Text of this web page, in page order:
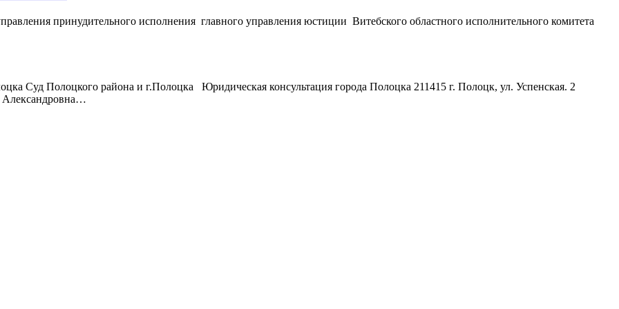
принудительного исполнения главного управления юстиции Витебского областного исполнительного комитета
Суд Полоцкого района и г.Полоцка Юридическая консультация города Полоцка 211415 г. Полоцк, ул. Успенская. 2
Александровна…